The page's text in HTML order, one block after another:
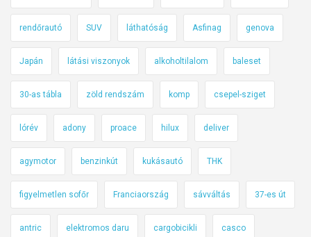
rendőrautó SUV láthatóság Asfinag genova
Japán látási viszonyok alkoholtilalom baleset
30-as tábla zöld rendszám komp csepel-sziget
lórév adony proace hilux deliver
agymotor benzinkút kukásautó THK
figyelmetlen sofőr Franciaország sávváltás 37-es út
antric elektromos daru cargobicikli casco